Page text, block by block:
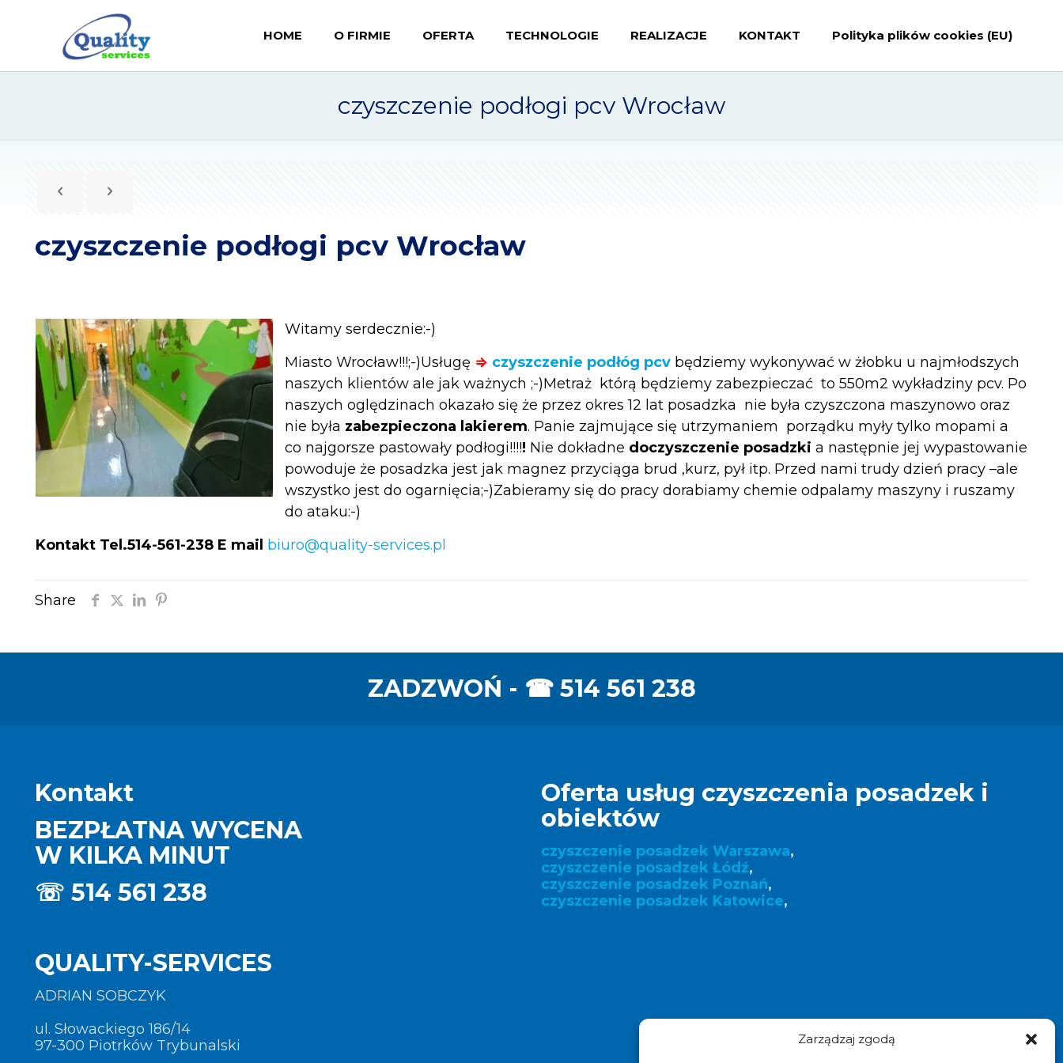
Zarządzaj zgodą
HOME O FIRMIE OFERTA TECHNOLOGIE REALIZACJE KONTAKT Polityka plików cookies (EU)
czyszczenie podłogi pcv Wrocław
czyszczenie podłogi pcv Wrocław
Witamy serdecznie:-)
Miasto Wrocław!!!;-)Usługę ⇒ czyszczenie podłóg pcvbędziemy wykonywać w żłobku u najmłodszych
naszych klientów ale jak ważnych ;-)Metraż którą będziemy zabezpieczać to 550m2 wykładziny pcv. Po
naszych oględzinach okazało się że przez okres 12 lat posadzka nie była czyszczona maszynowo oraz
nie była zabezpieczona lakierem. Panie zajmujące się utrzymaniem porządku myły tylko mopami a
co najgorsze pastowały podłogi!!!!! Nie dokładne doczyszczenie posadzki a następnie jej wypastowanie
powoduje że posadzka jest jak magnez przyciąga brud ,kurz, pył itp. Przed nami trudy dzień pracy –ale
wszystko jest do ogarnięcia;-)Zabieramy się do pracy dorabiamy chemie odpalamy maszyny i ruszamy
do ataku:-)
Kontakt Tel.514-561-238 E mail biuro@quality-services.pl
Share
ZADZWOŃ - ☎ 514 561 238
Kontakt
BEZPŁATNA WYCENA
W KILKA MINUT
☏ 514 561 238
QUALITY-SERVICES
ADRIAN SOBCZYK
ul. Słowackiego 186/14
97-300 Piotrków Trybunalski
Oferta usług czyszczenia posadzek i
obiektów
czyszczenie posadzek Warszawa,
czyszczenie posadzek Łódź,
czyszczenie posadzek Poznań,
czyszczenie posadzek Katowice,